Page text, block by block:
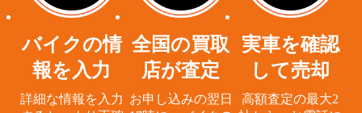
バイクの情
報を入力
詳細な情報を入力
全国の買取
店が査定
お申し込みの翌日
実車を確認
して売却
高額査定の最大2